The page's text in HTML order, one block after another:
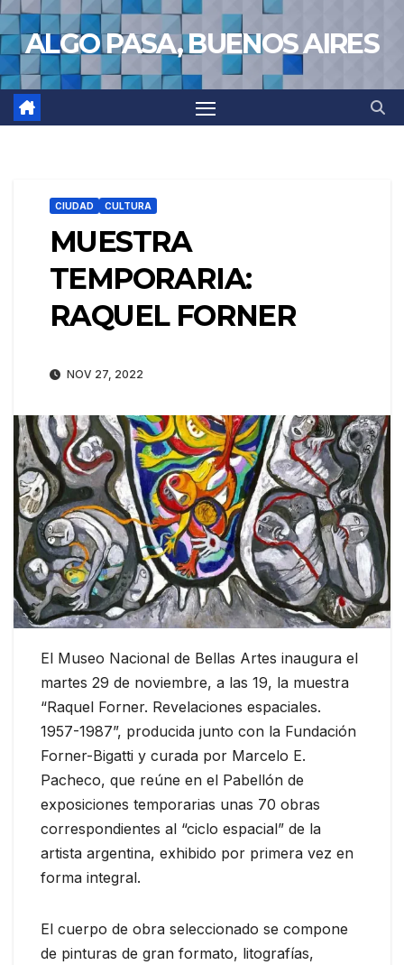
Saltar
al
contenido
ALGO PASA, BUENOS AIRES
CIUDAD CULTURA
MUESTRA
TEMPORARIA:
RAQUEL FORNER
NOV 27, 2022
El Museo Nacional de Bellas Artes inaugura el
martes 29 de noviembre, a las 19, la muestra
“Raquel Forner. Revelaciones espaciales.
1957-1987”, producida junto con la Fundación
Forner-Bigatti y curada por Marcelo E.
Pacheco, que reúne en el Pabellón de
exposiciones temporarias unas 70 obras
correspondientes al “ciclo espacial” de la
artista argentina, exhibido por primera vez en
forma integral.
El cuerpo de obra seleccionado se compone
de pinturas de gran formato, litografías,